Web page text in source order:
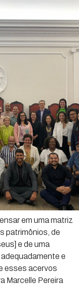
em uma matriz
patrimônios, de
e de uma
e
esses acervos
Marcelle Pereira